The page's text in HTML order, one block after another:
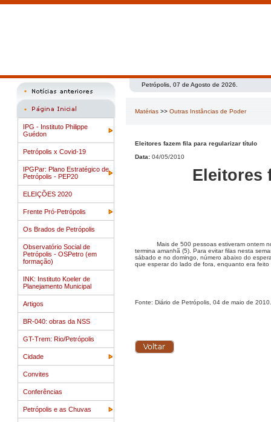
IPG - Instituto Philippe
Guédon
Petrópolis x Covid-19
IPGPar: Plano Estratégico de
Petrópolis - PEP20
ELEIÇÕES 2020
Frente Pró-Petrópolis
Os Brados de Petrópolis
Observatório Social de
Petrópolis - OSPetro (em
formação)
INK: Instituto Koeler de
Planejamento Municipal
Artigos
BR-040: obras da NSS
GT-Trem: Rio/Petrópolis
Cidade
Convites
Conferências
Petrópolis e as Chuvas
Petrópolis, 07 de Agosto de 2026.
Matérias >> Outras Instâncias de Poder
Eleitores fazem fila para regularizar título
Data: 04/05/2010
Eleitores
Mais de 500 pessoas estiveram ontem
termina amanhã (5). Para evitar filas nesta
sábado e no domingo, número abaixo do
que esperar do lado de fora, enquanto era
Fonte: Diário de Petrópolis, 04 de maio de 2010.